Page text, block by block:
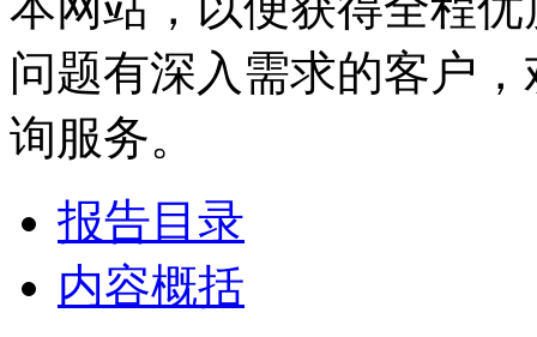
问题有深入需求的客户
询服务。
报告目录
内容概括